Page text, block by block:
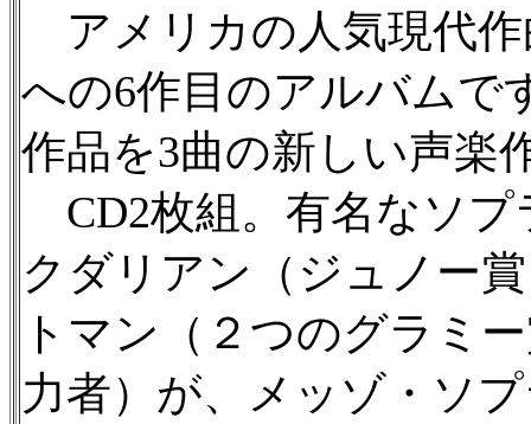
アメリカの人気現代作
への6作目のアルバムで
作品を3曲の新しい声楽
CD2枚組。有名なソプ
クダリアン（ジュノー
トマン（２つのグラミ
力者）が、メッゾ・ソ